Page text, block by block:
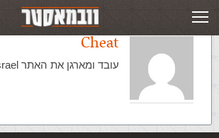
Cheat
עובד ומארגן את האתר WWW Israel